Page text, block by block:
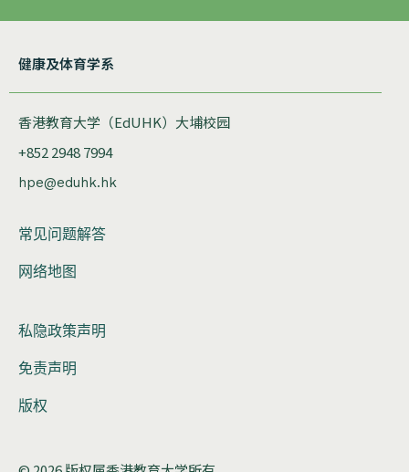
健康及体育学系
香港教育大学（EdUHK）大埔校园
+852 2948 7994
hpe@eduhk.hk
常见问题解答
网络地图
私隐政策声明
免责声明
版权